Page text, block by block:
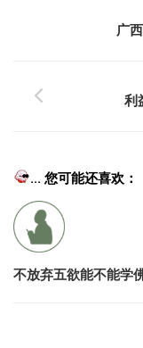
广
利
... 您可能还喜欢：
不放弃五欲能不能学